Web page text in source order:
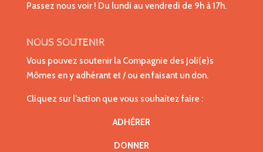
Passez nous voir ! Du lundi au vendredi de 9h à 17h.
NOUS SOUTENIR
Vous pouvez soutenir la Compagnie des Joli(e)s
Mômes en y adhérant et / ou en faisant un don.
Cliquez sur l’action que vous souhaitez faire :
ADHÉRER
DONNER